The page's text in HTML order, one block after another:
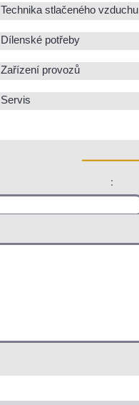
Technika stlačeného vzduchu
Dílenské potřeby
Zařízení provozů
Servis
: